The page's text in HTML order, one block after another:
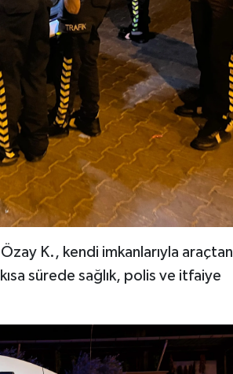
K., kendi imkanlarıyla araçtan
sürede sağlık, polis ve itfaiye